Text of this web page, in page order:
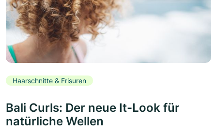
Haarschnitte & Frisuren
Bali Curls: Der neue It-Look für
natürliche Wellen